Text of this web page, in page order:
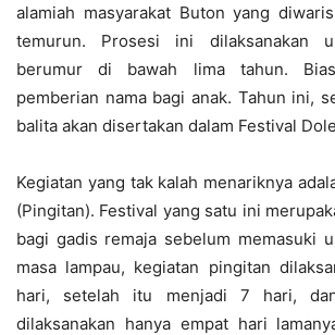
alamiah masyarakat Buton yang
temurun. Prosesi ini dilaksanakan
berumur di bawah lima tahun.
pemberian nama bagi anak. Tahun ini,
balita akan disertakan dalam Festival
Kegiatan yang tak kalah menariknya
(Pingitan). Festival yang satu ini
bagi gadis remaja sebelum memasuki
masa lampau, kegiatan pingitan
hari, setelah itu menjadi 7 hari,
dilaksanakan hanya empat hari